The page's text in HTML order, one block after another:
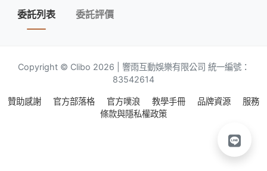
委託列表 委託評價
Copyright © Clibo 2026 | 響雨互動娛樂有限公司 統一編號：
83542614
贊助感謝 官方部落格 官方噗浪 教學手冊 品牌資源
服務
條款與隱私權政策